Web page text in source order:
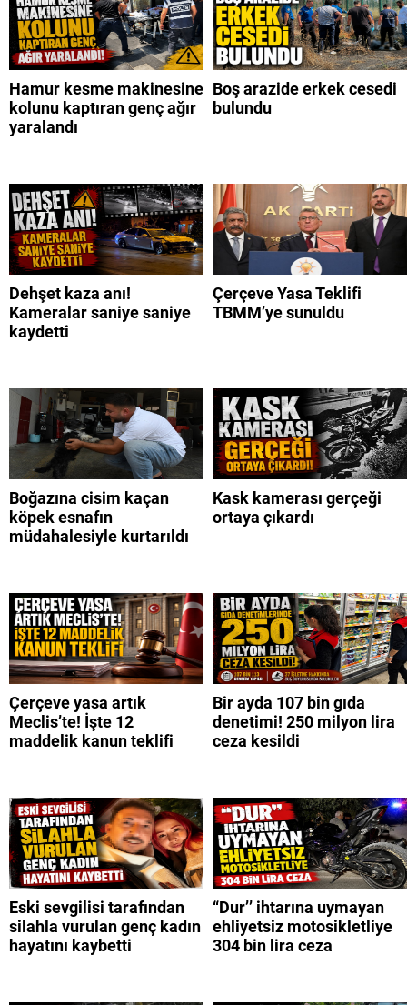
Hamur kesme makinesine
kolunu kaptıran genç ağır
yaralandı
Boş arazide erkek cesedi
bulundu
Dehşet kaza anı!
Kameralar saniye saniye
kaydetti
Çerçeve Yasa Teklifi
TBMM’ye sunuldu
Boğazına cisim kaçan
köpek esnafın
müdahalesiyle kurtarıldı
Kask kamerası gerçeği
ortaya çıkardı
Çerçeve yasa artık
Meclis’te! İşte 12
maddelik kanun teklifi
Bir ayda 107 bin gıda
denetimi! 250 milyon lira
ceza kesildi
Eski sevgilisi tarafından
silahla vurulan genç kadın
hayatını kaybetti
“Dur’’ ihtarına uymayan
ehliyetsiz motosikletliye
304 bin lira ceza